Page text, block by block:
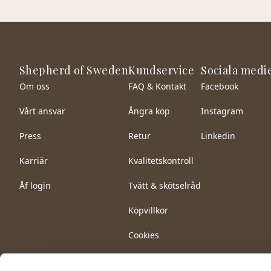
Shepherd of Sweden
Om oss
Vårt ansvar
Press
Karriär
Åf login
Kundservice
FAQ & Kontakt
Ångra köp
Retur
Kvalitetskontroll
Tvätt & skötselråd
Köpvillkor
Cookies
Sociala
Facebook
Instagram
Linkedin